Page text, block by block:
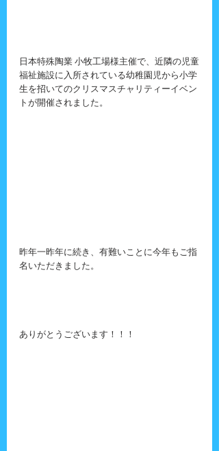
日本特殊陶業 小牧工場様主催で、近隣の児童
福祉施設に入所されている幼稚園児から小学
生を招いてのクリスマスチャリティーイベン
トが開催されました。
昨年一昨年に続き、有難いことに今年もご指
名いただきました。
ありがとうございます！！！